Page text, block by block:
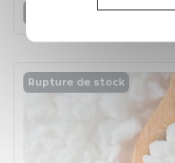
Rupture de stock